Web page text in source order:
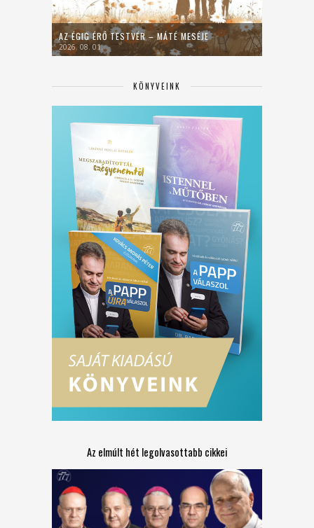
AZ ÉGIG ÉRŐ TESTVÉR – MÁTÉ MESÉJE
2026. 08. 01.
KÖNYVEINK
Az elmúlt hét legolvasottabb cikkei